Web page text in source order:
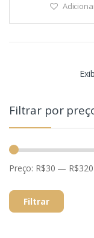
Filtrar por
Filtrar
Preço: R$30 — R$320